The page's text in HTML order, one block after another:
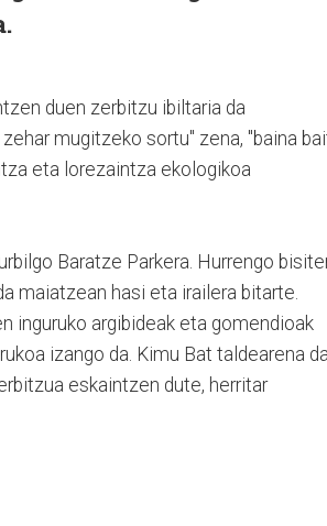
duen zerbitzu ibiltaria da
mugitzeko sortu" zena, "baina
eta lorezaintza ekologikoa
Baratze Parkera. Hurrengo
maiatzean hasi eta irailera bitarte.
inguruko argibideak eta gomendioak
izango da. Kimu Bat taldearena da
eskaintzen dute, herritar